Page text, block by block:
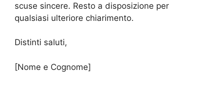
scuse sincere. Resto a disposizione per
qualsiasi ulteriore chiarimento.
Distinti saluti,
[Nome e Cognome]